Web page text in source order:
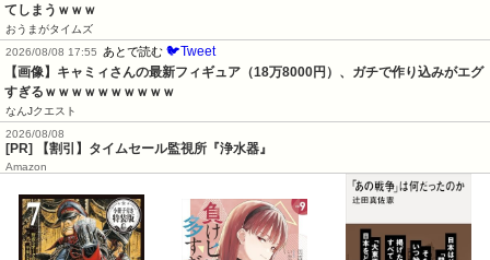
てしまうｗｗｗ
おうまがタイムズ
2026/08/08 17:55
あとで読む 🐦Tweet
【画像】キャミィさんの最新フィギュア（18万8000円）、ガチで作り込みがエグ
すぎるｗｗｗｗｗｗｗｗｗｗ
なんJクエスト
2026/08/08
[PR] 【割引】タイムセール監視所『浄水器』
Amazon